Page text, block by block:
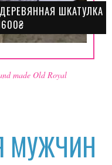
ДЕРЕВЯННАЯ ШКАТУЛКА
made Old Royal
МУЖЧИН